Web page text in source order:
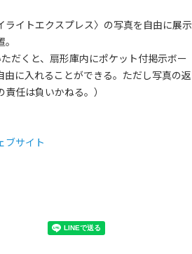
イトエクスプレス〉の写真を自由に展示
だくと、扇形庫内にポケット付掲示ボー
由に入れることができる。ただし写真の返
任は負いかねる。）
サイト